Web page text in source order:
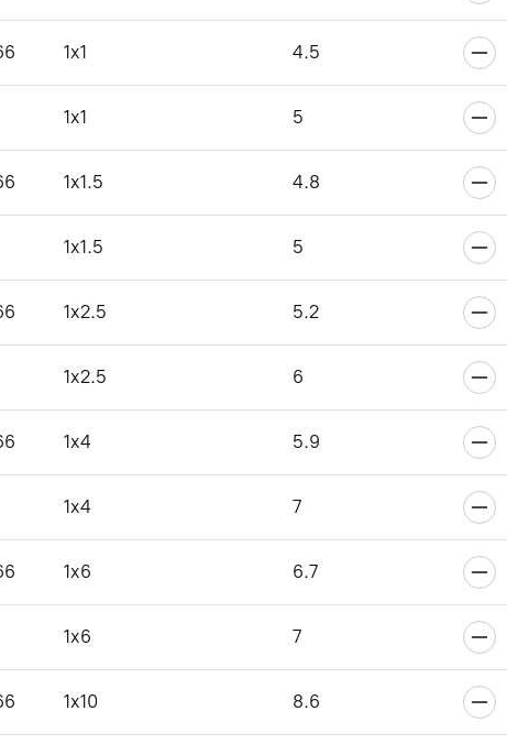
1x1 4.5
1x1 5
1x1.5 4.8
1x1.5 5
1x2.5 5.2
1x2.5 6
1x4 5.9
1x4 7
1x6 6.7
1x6 7
1x10 8.6